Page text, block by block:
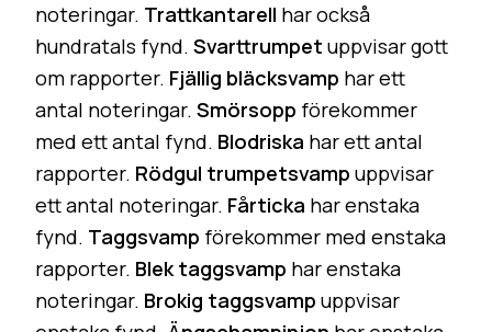
noteringar. Trattkantarell har också
hundratals fynd. Svarttrumpet uppvisar gott
om rapporter. Fjällig bläcksvamp har ett
antal noteringar. Smörsopp förekommer
med ett antal fynd. Blodriska har ett antal
rapporter. Rödgul trumpetsvamp uppvisar
ett antal noteringar. Fårticka har enstaka
fynd. Taggsvamp förekommer med enstaka
rapporter. Blek taggsvamp har enstaka
noteringar. Brokig taggsvamp uppvisar